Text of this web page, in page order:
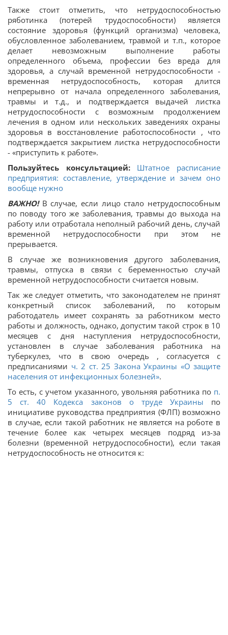
Также стоит отметить, что нетрудоспособностью
ряботинка (потерей трудоспособности) является
состояние здоровья (функций организма) человека,
обусловленное заболеванием, травмой и т.п., которое
делает невозможным выполнение работы
определенного объема, профессии без вреда для
здоровья, а случай временной нетрудоспособности -
временная нетрудоспособность, которая длится
непрерывно от начала определенного заболевания,
травмы и т.д., и подтверждается выдачей листка
нетрудоспособности с возможным продолжением
лечения в одном или нескольких заведениях охраны
здоровья в восстановление работоспособности , что
подтверждается закрытием листка нетрудоспособности
- «приступить к работе».
Пользуйтесь консультацией:
Штатное расписание
предприятия: составление, утверждение и зачем оно
вообще нужно
ВАЖНО!В случае, если лицо стало нетрудоспособным
по поводу того же заболевания, травмы до выхода на
работу или отработала неполный рабочий день, случай
временной нетрудоспособности при этом не
прерывается.
В случае же возникновения другого заболевания,
травмы, отпуска в связи с беременностью случай
временной нетрудоспособности считается новым.
Так же следует отметить, что законодателем не принят
конкретный список заболеваний, по которым
работодатель имеет сохранять за работником место
работы и должность, однако, допустим такой строк в 10
месяцев с дня наступления нетрудоспособности,
установлен в случае заболевания работника на
туберкулез, что в свою очередь , согласуется с
предписаниями ч. 2 ст. 25 Закона Украины «О защите
населения от инфекционных болезней».
То есть, с учетом указанного, увольняя работника по п.
5 ст. 40 Кодекса законов о труде Украины по
инициативе руководства предприятия (ФЛП) возможно
в случае, если такой работник не является на роботе в
течение более как четырех месяцев подряд из-за
болезни (временной нетрудоспособности), если такая
нетрудоспособность не относится к: